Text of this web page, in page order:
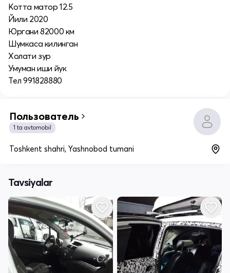
Котта матор 12.5
Йили 2020
Юргани 82000 км
Шумкаса килинган
Холати зур
Умуман иши йук
Тел 991828880
Пользователь
1 ta avtomobil
Toshkent shahri, Yashnobod tumani
Tavsiyalar